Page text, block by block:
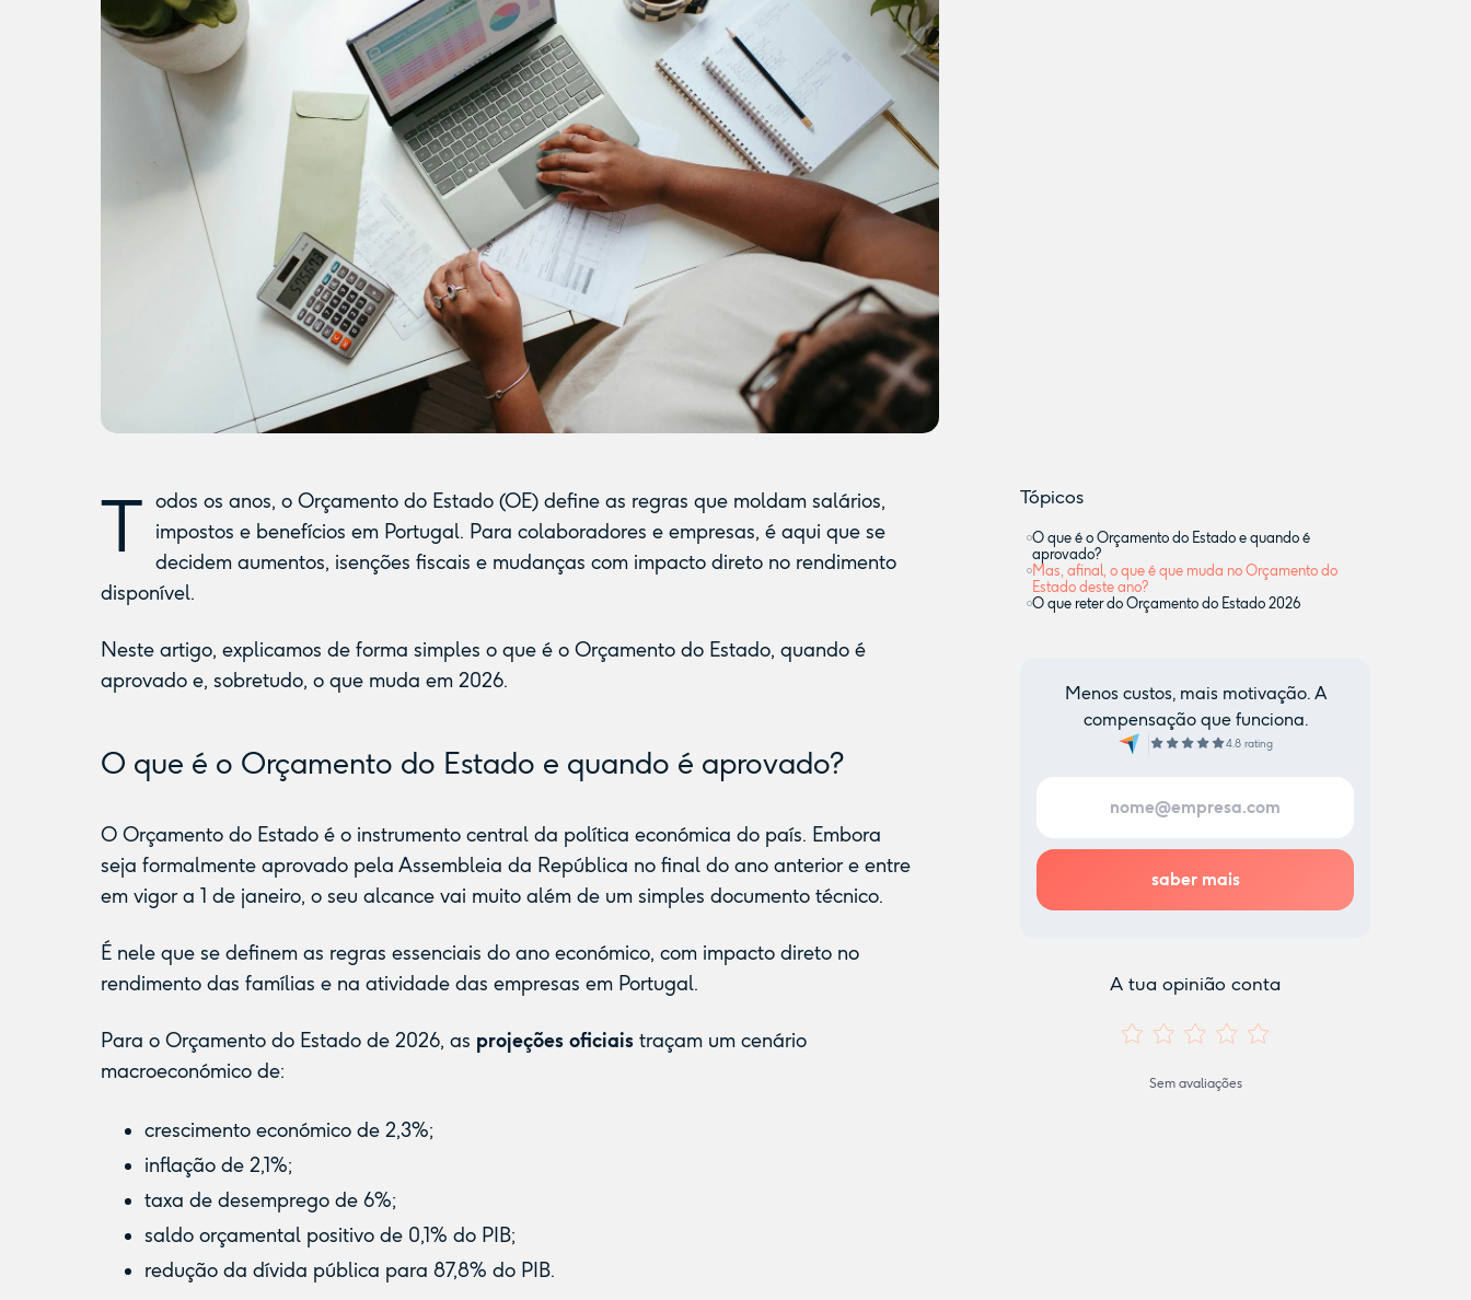
T odos os anos, o Orçamento do Estado (OE) define as regras que moldam salários,
impostos e benefícios em Portugal. Para colaboradores e empresas, é aqui que se
decidem aumentos, isenções fiscais e mudanças com impacto direto no rendimento
disponível.
Neste artigo, explicamos de forma simples o que é o Orçamento do Estado, quando é
aprovado e, sobretudo, o que muda em 2026.
O que é o Orçamento do Estado e quando é aprovado?
O Orçamento do Estado é o instrumento central da política económica do país. Embora
seja formalmente aprovado pela Assembleia da República no final do ano anterior e entre
em vigor a 1 de janeiro, o seu alcance vai muito além de um simples documento técnico.
É nele que se definem as regras essenciais do ano económico, com impacto direto no
rendimento das famílias e na atividade das empresas em Portugal.
Para o Orçamento do Estado de 2026, as projeções oficiais traçam um cenário
macroeconómico de:
crescimento económico de 2,3%;
inflação de 2,1%;
taxa de desemprego de 6%;
saldo orçamental positivo de 0,1% do PIB;
redução da dívida pública para 87,8% do PIB.
Tópicos
O que é o Orçamento do Estado e quando é
aprovado?
Mas, afinal, o que é que muda no Orçamento do
Estado deste ano?
O que reter do Orçamento do Estado 2026
Menos custos, mais motivação. A
compensação que funciona.
4.8 rating
A tua opinião conta
Sem avaliações